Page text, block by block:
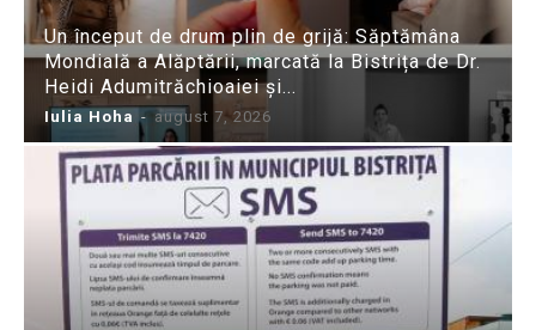
Un început de drum plin de grijă: Săptămâna
Mondială a Alăptării, marcată la Bistrița de Dr.
Heidi Adumitrăchioaiei și...
Iulia Hoha - august 7, 2026